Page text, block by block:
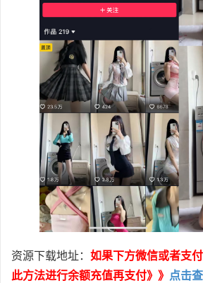
资源下载地址： 如果下方微信或者支
此方法进行余额充值再支付》》 点击